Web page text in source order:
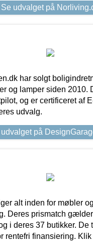
Se udvalget på
har solgt
og lamper siden 2010.
og er certificeret af
udvalg.
på
alt inden for møbler og
Deres prismatch
i deres 37 butikker. De
rentefri finansiering. Klik